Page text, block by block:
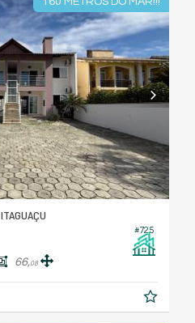
#725
ITAGUAÇU
66,08